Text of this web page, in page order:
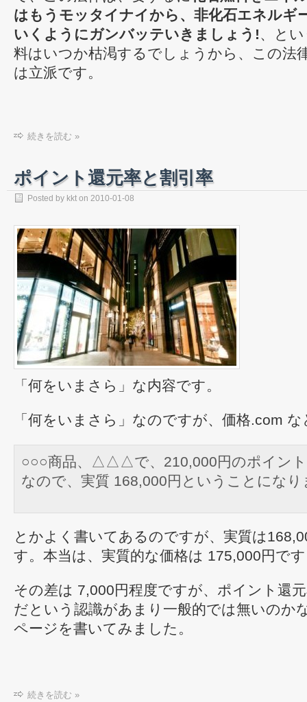
はもうモッタイナイから、非化石エネルギ
いくようにガンバッテいきましょう!、と
料はいつか枯渇するでしょうから、この法
は立派です。
続きを読む »
ポイント還元率と割引率
Posted by kkt on 2010-01-08
「何をいまさら」な内容です。
「何をいまさら」なのですが、価格.com
○○○商品、△△△で、210,000円のポイント
なので、実質 168,000円ということになり
とかよく書いてあるのですが、実質は
す。本当は、実質的な価格は 175,000円で
その差は 7,000円程度ですが、ポイント還
だという認識があまり一般的では無いのか
ページを書いてみました。
続きを読む »